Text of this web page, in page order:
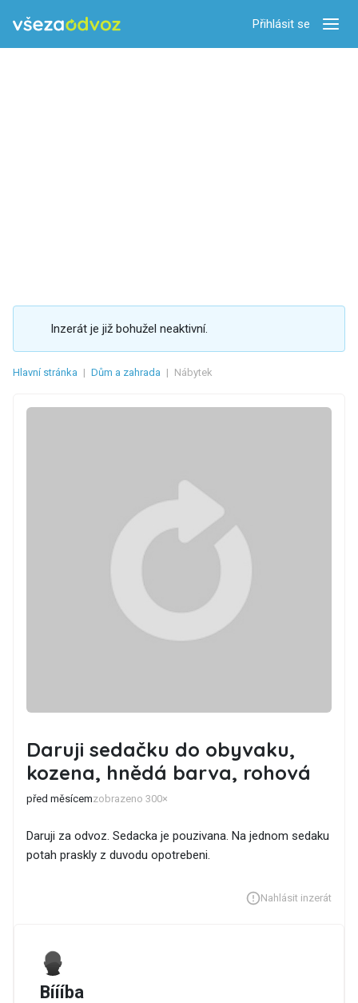
Přihlásit se
Inzerát je již bohužel neaktivní.
Hlavní stránka | Dům a zahrada | Nábytek
Daruji sedačku do obyvaku,
kozena, hnědá barva, rohová
před měsícemzobrazeno 300×
Daruji za odvoz. Sedacka je pouzivana. Na jednom sedaku
potah praskly z duvodu opotrebeni.
Nahlásit inzerát
Bíííba